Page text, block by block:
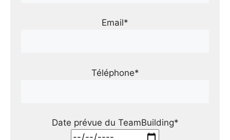
Email*
Téléphone*
Date prévue du TeamBuilding*